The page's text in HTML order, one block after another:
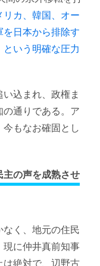
リカ、韓国、オー
を日本から排除す
いう明確な圧力
込まれ、政権ま
の通りである。ア
今もなお確固とし
主の声を成熟させ
なく、地元の住民
現に仲井真前知事
は絶対で、辺野古